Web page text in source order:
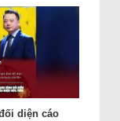
diện cáo